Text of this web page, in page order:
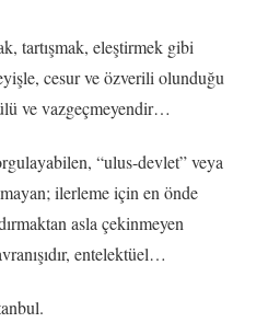
tartışmak, eleştirmek gibi
cesur ve özverili olunduğu
ve vazgeçmeyendir…
“ulus-devlet” veya
ilerleme için en önde
asla çekinmeyen
entelektüel…